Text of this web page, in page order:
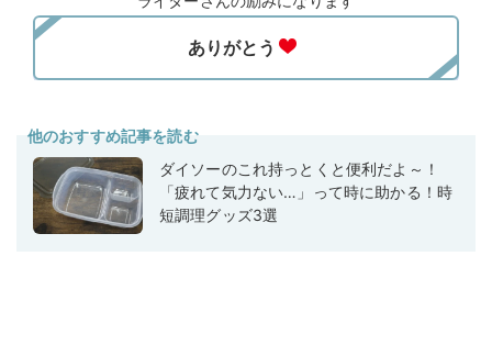
他のおすすめ記事を読む
ダイソーのこれ持っとくと便利だよ～！
「疲れて気力ない…」って時に助かる！時
短調理グッズ3選